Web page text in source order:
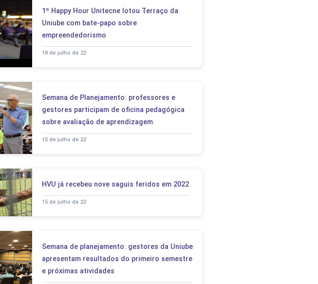
1º Happy Hour Unitecne lotou Terraço da
Uniube com bate-papo sobre
empreendedorismo
18 de julho de 22
Semana de Planejamento: professores e
gestores participam de oficina pedagógica
sobre avaliação de aprendizagem
15 de julho de 22
HVU já recebeu nove saguis feridos em 2022
15 de julho de 22
Semana de planejamento: gestores da Uniube
apresentam resultados do primeiro semestre
e próximas atividades